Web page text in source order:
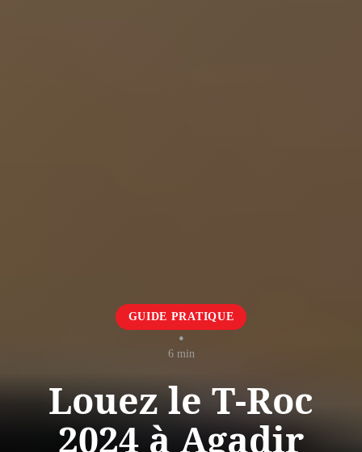
GUIDE PRATIQUE
•
6 min
Louez le T-Roc
2024 à Agadir